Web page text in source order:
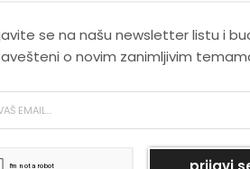
se na našu newsletter listu i
o novim zanimljivim